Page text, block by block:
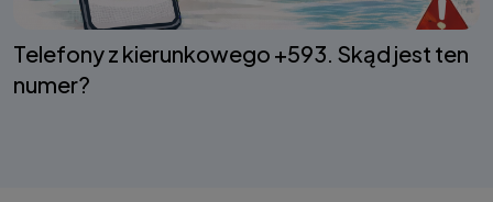
Telefony z kierunkowego +593. Skąd jest ten
numer?